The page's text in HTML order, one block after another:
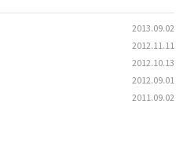
2013.09.02
2012.11.11
2012.10.13
2012.09.01
2011.09.02